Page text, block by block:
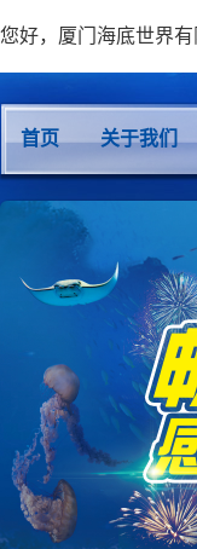
您好，厦门海底世界有
首页 关于我们